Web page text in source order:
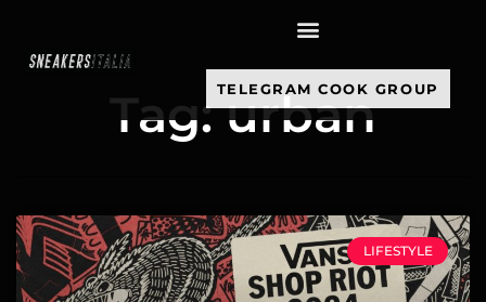
TELEGRAM COOK GROUP
Tag: urban
LIFESTYLE